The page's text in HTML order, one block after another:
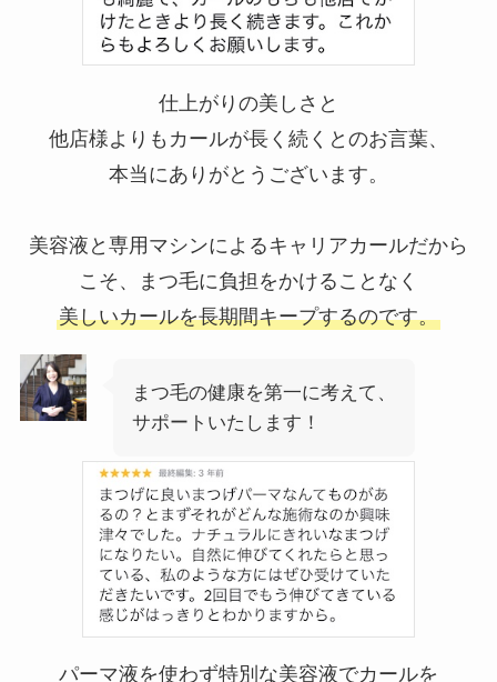
仕上がりの美しさと
他店様よりもカールが長く続くとのお言葉、
本当にありがとうございます。
美容液と専用マシンによるキャリアカールだから
こそ、まつ毛に負担をかけることなく
美しいカールを長期間キープするのです。
まつ毛の健康を第一に考えて、
サポートいたします！
パーマ液を使わず特別な美容液でカールを